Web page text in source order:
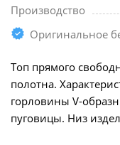
Производство
Оригинальное
Топ прямого
полотна.
горловины V-
пуговицы. Низ